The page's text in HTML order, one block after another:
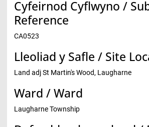
Cyfeirnod Cyflwyno /
Reference
CA0523
Lleoliad y Safle / Site
Land adj St Martin's Wood, Laugharne
Ward / Ward
Laugharne Township